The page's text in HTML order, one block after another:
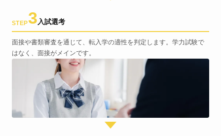
STEP3 入試選考
面接や書類審査を通じて、転入学の適性を判定します。学力試験で
はなく、面接がメインです。